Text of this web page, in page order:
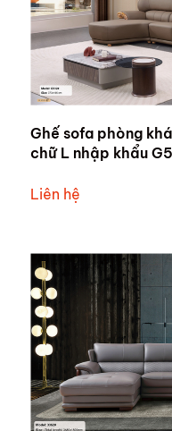
Ghế sofa phòng
chữ L nhập khẩu
Liên hệ